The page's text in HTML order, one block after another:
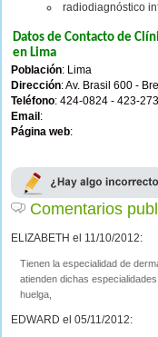
radiodiagnóstico
Datos de Contacto de
en Lima
Población: Lima
Dirección: Av. Brasil 600 -
Teléfono: 424-0824 - 423-
Email :
Página web:
Comentarios
ELIZABETH el 11/10/2012:
Tienen la especialidad de
atienden dichas
huelga,
EDWARD el 05/11/2012: